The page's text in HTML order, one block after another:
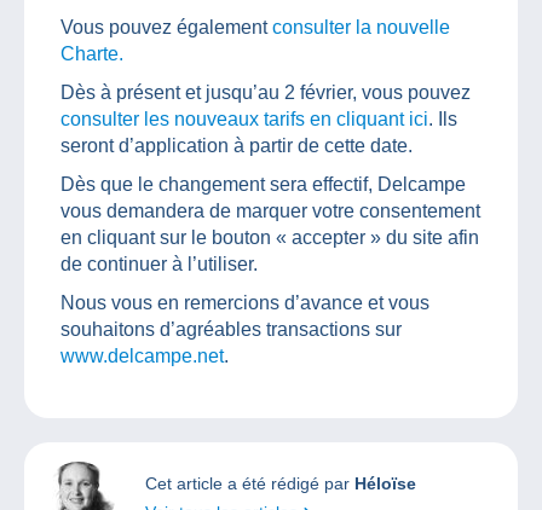
Vous pouvez égalementconsulter la nouvelle
Charte.
Dès à présent et jusqu’au 2 février, vous pouvez
consulter les nouveaux tarifs en cliquant ici. Ils
seront d’application à partir de cette date.
Dès que le changement sera effectif, Delcampe
vous demandera de marquer votre consentement
en cliquant sur le bouton « accepter » du site afin
de continuer à l’utiliser.
Nous vous en remercions d’avance et vous
souhaitons d’agréables transactions sur
www.delcampe.net.
Cet article a été rédigé par Héloïse